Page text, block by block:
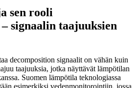
sen rooli
signaalin taajuuksien
decomposition signaalit on vähän kuin
taajuuksia, jotka näyttävät lämpötilan
Suomen lämpötila teknologiassa